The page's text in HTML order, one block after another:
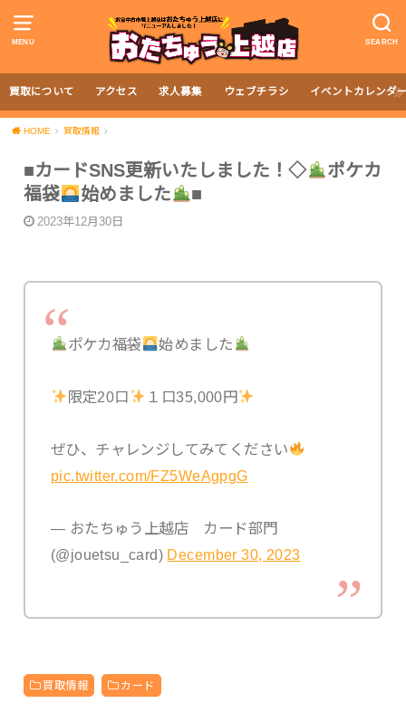
MENU SEARCH
買取について アクセス 求人募集 ウェブチラシ イベントカレンダ
HOME 買取情報
■カードSNS更新いたしました！◇
ポケカ
福袋
始めました ■
2023年12月30日
ポケカ福袋 始めました
限定20口 １口35,000円
ぜひ、チャレンジしてみてください
pic.twitter.com/FZ5WeAgpgG
— おたちゅう上越店 カード部門
(@jouetsu_card) December 30, 2023
買取情報 カード